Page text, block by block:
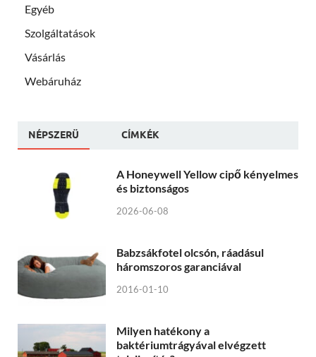
Egyéb
Szolgáltatások
Vásárlás
Webáruház
NÉPSZERÜ CÍMKÉK
A Honeywell Yellow cipő kényelmes
és biztonságos
2026-06-08
Babzsákfotel olcsón, ráadásul
háromszoros garanciával
2016-01-10
Milyen hatékony a
baktériumtrágyával elvégzett